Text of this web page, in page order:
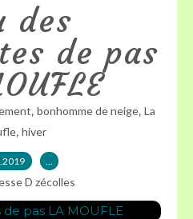
des
de pas
, bonhomme de neige, La
, hiver
…
D zécolles